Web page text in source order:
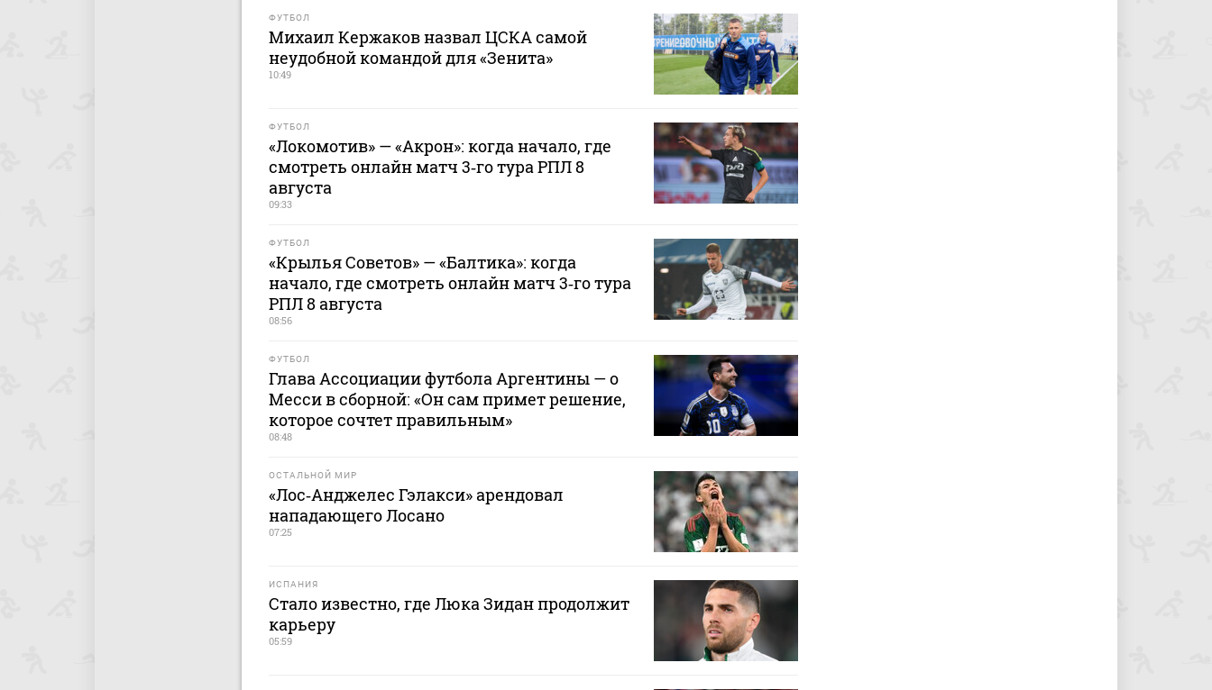
ФУТБОЛ
Михаил Кержаков назвал ЦСКА самой
неудобной командой для «Зенита»
10:49
ФУТБОЛ
«Локомотив» — «Акрон»: когда начало, где
смотреть онлайн матч 3‑го тура РПЛ 8
августа
09:33
ФУТБОЛ
«Крылья Советов» — «Балтика»: когда
начало, где смотреть онлайн матч 3‑го тура
РПЛ 8 августа
08:56
ФУТБОЛ
Глава Ассоциации футбола Аргентины — о
Месси в сборной: «Он сам примет решение,
которое сочтет правильным»
08:48
ОСТАЛЬНОЙ МИР
«Лос‑Анджелес Гэлакси» арендовал
нападающего Лосано
07:25
ИСПАНИЯ
Стало известно, где Люка Зидан продолжит
карьеру
05:59